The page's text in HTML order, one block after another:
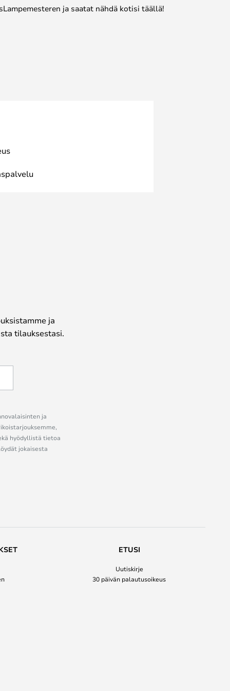
ja saatat nähdä kotisi täällä!
ja
tilauksestasi.
ja
hyödyllistä tietoa
jokaisesta
ETUSI
Uutiskirje
30 päivän palautusoikeus